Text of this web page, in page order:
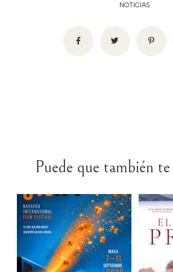
NOTICIAS
Puede que también